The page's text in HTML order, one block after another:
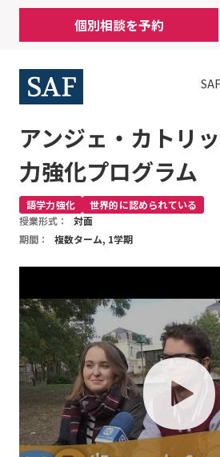
Skip
main
content
Mobile
Utility
Menu
個別相談を予約
アンジェ・カトリ
力強化プログラム
語学力強化
世界的に認められている
授業形式：
対面
期間：
複数ターム, 1学期
play